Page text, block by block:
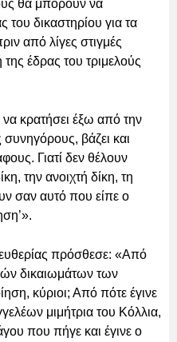
θα μπορούν να
του δικαστηρίου για τα
από λίγες στιγμές
της έδρας του τριμελούς
κρατήσει έξω από την
βάζει και
Γιατί δεν θέλουν
την ανοιχτή δίκη, τη
σαν αυτό που είπε ο
πρόσθεσε: «Από
δικαιωμάτων των
κύριοι; Από πότε έγινε
μιμήτρια του Κόλλια,
που πήγε και έγινε ο